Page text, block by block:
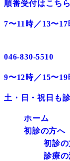
順番受付はこちら
7〜11時／13〜
046-830-5510
9〜12時／15〜19
土・日・祝日も
ホーム
初診の方へ
初診
診療